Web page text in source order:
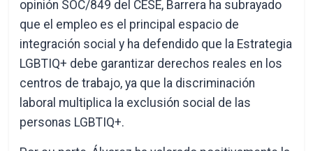
opinión SOC/849 del CESE, Barrera ha subrayado
que el empleo es el principal espacio de
integración social y ha defendido que la Estrategia
LGBTIQ+ debe garantizar derechos reales en los
centros de trabajo, ya que la discriminación
laboral multiplica la exclusión social de las
personas LGBTIQ+.